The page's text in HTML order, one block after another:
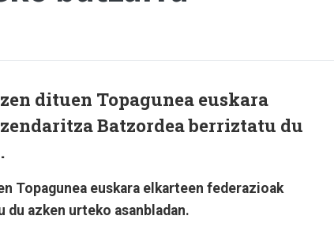
dituen Topagunea euskara
Batzordea berriztatu du
Topagunea euskara elkarteen federazioak
azken urteko asanbladan.